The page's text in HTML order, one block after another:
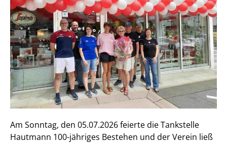
Am Sonntag, den 05.07.2026 feierte die Tankstelle
Hautmann 100-jähriges Bestehen und der Verein ließ